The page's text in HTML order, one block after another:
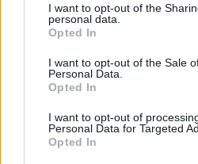
I want to opt-out of the
personal data.
Opted In
I want to opt-out of the Sale
Personal Data.
Opted In
I want to opt-out of
Personal Data for Targeted
Opted In